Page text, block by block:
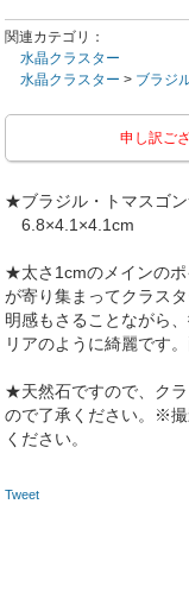
関連カテゴリ：
水晶クラスター
水晶クラスター > ブラジ
申し訳ご
★ブラジル・トマスゴ
6.8×4.1×4.1cm
★太さ1cmのメインのポ
が寄り集まってクラス
明感もさることながら
リアのように綺麗です
★天然石ですので、ク
ので了承ください。※
ください。
Tweet